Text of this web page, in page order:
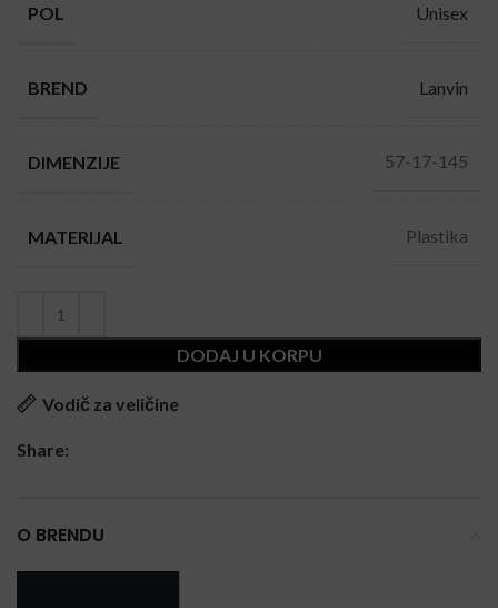
POL Unisex
BREND Lanvin
DIMENZIJE 57-17-145
MATERIJAL Plastika
DODAJ U KORPU
Vodič za veličine
Share:
O BRENDU